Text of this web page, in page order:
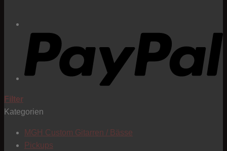
Filter
Kategorien
MGH Custom Gitarren / Bässe
Pickups